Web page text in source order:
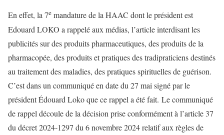
En effet, la 7e mandature de la HAAC dont le président est
Edouard LOKO a rappelé aux médias, l’article interdisant les
publicités sur des produits pharmaceutiques, des produits de la
pharmacopée, des produits et pratiques des tradipraticiens destinés
au traitement des maladies, des pratiques spirituelles de guérison.
C’est dans un communiqué en date du 27 mai signé par le
président Édouard Loko que ce rappel a été fait. Le communiqué
de rappel découle de la décision prise conformément à l’article 37
du décret 2024-1297 du 6 novembre 2024 relatif aux règles de